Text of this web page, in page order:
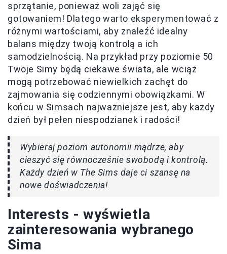
sprzątanie, ponieważ woli zająć się
gotowaniem! Dlatego warto eksperymentować z
różnymi wartościami, aby znaleźć idealny
balans między twoją kontrolą a ich
samodzielnością. Na przykład przy poziomie 50
Twoje Simy będą ciekawe świata, ale wciąż
mogą potrzebować niewielkich zachęt do
zajmowania się codziennymi obowiązkami. W
końcu w Simsach najważniejsze jest, aby każdy
dzień był pełen niespodzianek i radości!
Wybieraj poziom autonomii mądrze, aby
cieszyć się równocześnie swobodą i kontrolą.
Każdy dzień w The Sims daje ci szansę na
nowe doświadczenia!
Interests - wyświetla
zainteresowania wybranego
Sima